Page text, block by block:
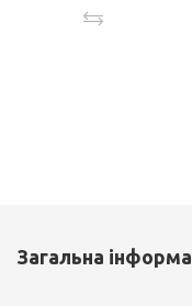
Загальна